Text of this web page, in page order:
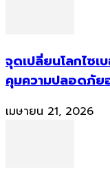
จุดเปลี่ยนโลกไซ
คุมความปลอดภัย
เมษายน 21, 2026